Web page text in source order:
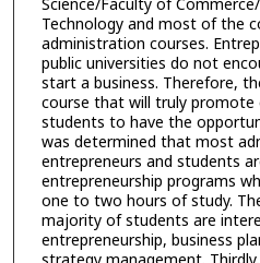
Science/Faculty of
Technology and most of the
administration courses.
public universities do not
start a business. Therefore,
course that will truly promote
students to have the
was determined that most
entrepreneurs and students
entrepreneurship programs
one to two hours of study.
majority of students are
entrepreneurship, business